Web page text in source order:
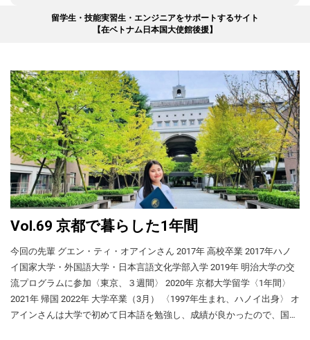
能実習をすることになりました。 私は送出機
関に登録し、会社の面接を待ちながら日本語
業を受けましたが、それは3カ月間だけだった
ので、ほとんど日本語が分からない状態で日
本に行きました。送出機関には
132,000,000VND（当時のレートで約65万
円）を支払い、これ以外に寮費や食費（外
食）なども必要でした。 コンクリート関係の
仕事 生コンクリートを送り込むトラック（イ
メージ写真） こうして私は2019年7月に来日
し、翌月からコンクリート関係の技能実習を
始めました。勤務先は山梨県の会社で、大き
なトラックが数台ありました。トラックの荷
台には折りたたみ式のアームとホースが付い
ており、工事現場でこれらを伸ばして、離れ
た場所や高い場所に生コンクリート（生コ
ン）を流し込みます。ミキサー車で作った生
コンをトラックのポンプとホースで建築物に
送り込むのです。 私たちの作業（イメージ写
真） 私たち技能実習生は生コンを流し込む場
所にホースの先を運びました。その後、生コ
留学生・技能実習生・エンジニアをサポートするサイト
【在ベトナム日本国大使館後援】
Vol.69 京都で暮らした1年間
今回の先輩 グエン・ティ・オアインさん 2017年 高校卒業 2017年ハノ
イ国家大学・外国語大学・日本言語文化学部入学 2019年 明治大学の交
流プログラムに参加〈東京、３週間〉 2020年 京都大学留学〈1年間〉
2021年 帰国 2022年 大学卒業（3月） 〈1997年生まれ、ハノイ出身〉 オ
アインさんは大学で初めて日本語を勉強し、成績が良かったので、国費